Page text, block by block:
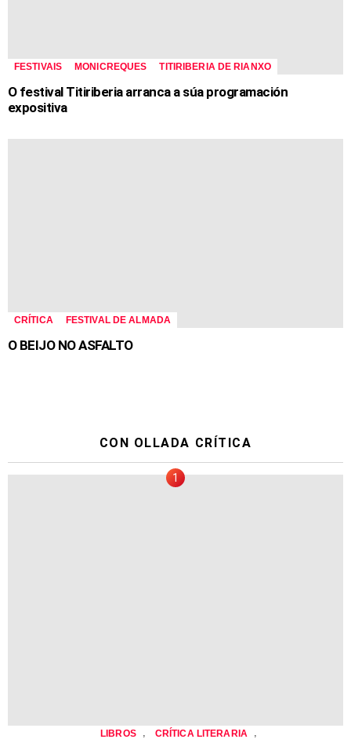
FESTIVAIS MONICREQUES TITIRIBERIA DE RIANXO
O festival Titiriberia arranca a súa programación
expositiva
CRÍTICA FESTIVAL DE ALMADA
O BEIJO NO ASFALTO
CON OLLADA CRÍTICA
LIBROS , CRÍTICA LITERARIA ,